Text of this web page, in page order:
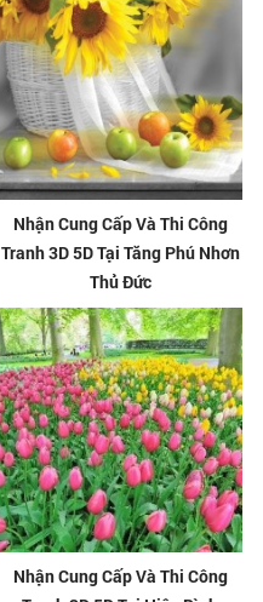
Nhận Cung Cấp Và Thi Công
Tranh 3D 5D Tại Tăng Phú Nhơn
Thủ Đức
Nhận Cung Cấp Và Thi Công